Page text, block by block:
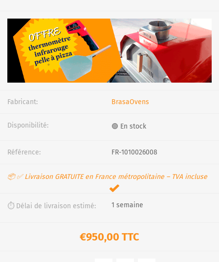
Fabricant: BrasaOvens
Disponibilité: 🟢 En stock
Référence: FR-1010026008
📦 ✅ Livraison GRATUITE en France métropolitaine – TVA incluse
⏱️ Délai de livraison estimé: 1 semaine
€950,00 TTC